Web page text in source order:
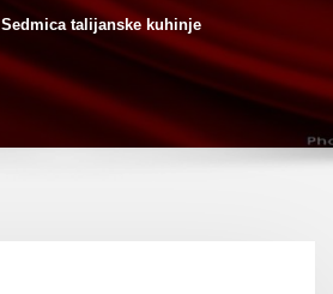
Sedmica talijanske kuhinje